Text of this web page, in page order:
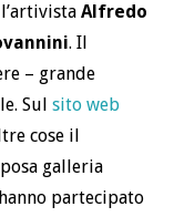
Alfredo
. Il
– grande
Sulsito web
cose il
galleria
partecipato